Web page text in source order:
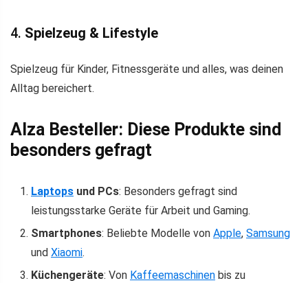
4. Spielzeug & Lifestyle
Spielzeug für Kinder, Fitnessgeräte und alles, was deinen
Alltag bereichert.
Alza Besteller: Diese Produkte sind
besonders gefragt
Laptops und PCs: Besonders gefragt sind
leistungsstarke Geräte für Arbeit und Gaming.
Smartphones: Beliebte Modelle von Apple, Samsung
und Xiaomi.
Küchengeräte: Von Kaffeemaschinen bis zu